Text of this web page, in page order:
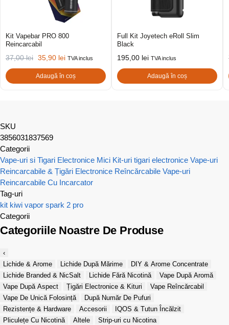
Kit Vapebar PRO 800
Reincarcabil
37,00lei 35,90 lei TVA inclus
Adaugă în coș
Full Kit Joyetech eRoll Slim
Black
195,00 lei TVA inclus
Adaugă în coș
SKU
3856031837569
Categorii
Vape-uri si Tigari Electronice Mici Kit-uri tigari electronice Vape-uri
Reincarcabile & Țigări Electronice Reîncărcabile Vape-uri
Reincarcabile Cu Incarcator
Tag-uri
kit kiwi vapor spark 2 pro
Categorii
Categoriile Noastre De Produse
‹
Lichide & Arome
Lichide După Mărime
DIY & Arome Concentrate
Lichide Branded & NicSalt
Lichide Fără Nicotină
Vape După Aromă
Vape După Aspect
Țigări Electronice & Kituri
Vape Reîncărcabil
Vape De Unică Folosință
După Număr De Pufuri
Rezistențe & Hardware
Accesorii
IQOS & Tutun Încălzit
Pliculețe Cu Nicotină
Altele Strip-uri cu Nicotina